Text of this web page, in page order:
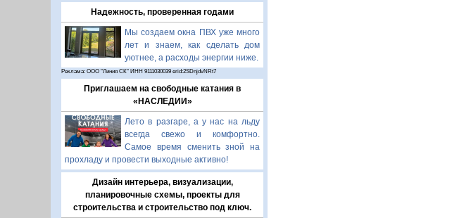
Надежность, проверенная годами
Мы создаем окна ПВХ уже много
лет и знаем, как сделать дом
уютнее, а расходы энергии ниже.
Реклама: ООО "Линия СК" ИНН 9111030039 erid:2SDnjdvNRt7
Приглашаем на свободные катания в
«НАСЛЕДИИ»
Лето в разгаре, а у нас на льду
всегда свежо и комфортно.
Самое время сменить зной на
прохладу и провести выходные активно!
Дизайн интерьера, визуализации,
планировочные схемы, проекты для
строительства и строительство под ключ.